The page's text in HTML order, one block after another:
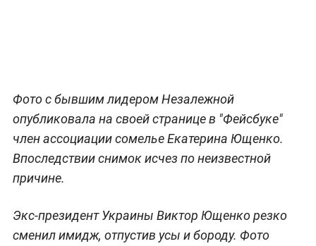
Фото с бывшим лидером Незалежной
опубликовала на своей странице в "Фейсбуке"
член ассоциации сомелье Екатерина Ющенко.
Впоследствии снимок исчез по неизвестной
причине.
Экс-президент Украины Виктор Ющенко резко
сменил имидж, отпустив усы и бороду. Фото